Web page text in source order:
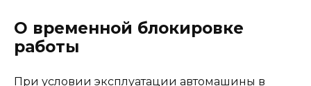
О временной блокировке
работы
При условии эксплуатации автомашины в